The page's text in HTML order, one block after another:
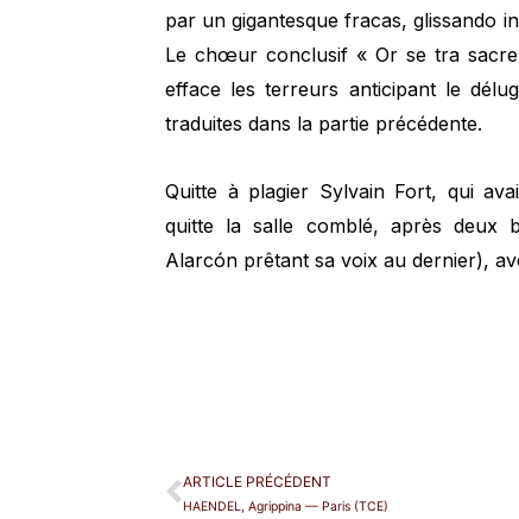
par un gigantesque fracas, glissando
Le chœur conclusif « Or se tra sacre
efface les terreurs anticipant le
traduites dans la partie précédente.
Quitte à plagier Sylvain Fort, qui
quitte la salle comblé, après deux
Alarcón prêtant sa voix au dernier),
ARTICLE PRÉCÉDENT
HAENDEL, Agrippina — Paris (TCE)